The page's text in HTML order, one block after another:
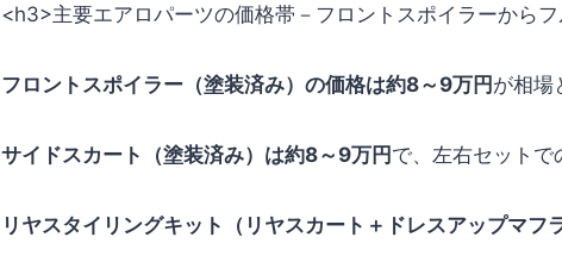
<h3>主要エアロパーツの価格帯－フロントスポイラーから
フロントスポイラー（塗装済み）の価格は約8～9万円が相場
サイドスカート（塗装済み）は約8～9万円で、左右セットで
リヤスタイリングキット（リヤスカート＋ドレスアップマフ